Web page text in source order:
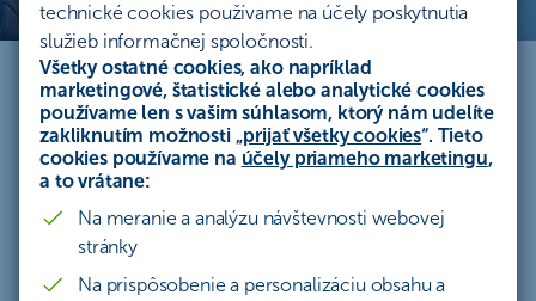
technické cookies používame na účely poskytnutia
služieb informačnej spoločnosti.
Všetky ostatné cookies, ako napríklad
marketingové, štatistické alebo analytické cookies
používame len s vašim súhlasom, ktorý nám udelíte
zakliknutím možnosti „prijať všetky cookies“. Tieto
cookies používame na účely priameho marketingu,
a to vrátane:
Na meranie a analýzu návštevnosti webovej
stránky
Na prispôsobenie a personalizáciu obsahu a
Leasingový úver pre
podnikateľov
Využite rýchly spôsob obstarania predmetu a
rozvíjajte svoje podnikanie. Splátku si zvolíte sami
a my vám zaručíme, že sa počas splácania
nezmení.
Mám záujem